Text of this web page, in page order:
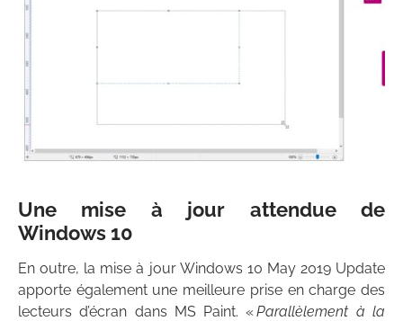
Une mise à jour attendue de
Windows 10
En outre, la mise à jour Windows 10 May 2019 Update
apporte également une meilleure prise en charge des
lecteurs d’écran dans MS Paint. «Parallèlement à la